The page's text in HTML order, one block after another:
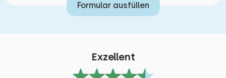
Formular ausfüllen
Exzellent